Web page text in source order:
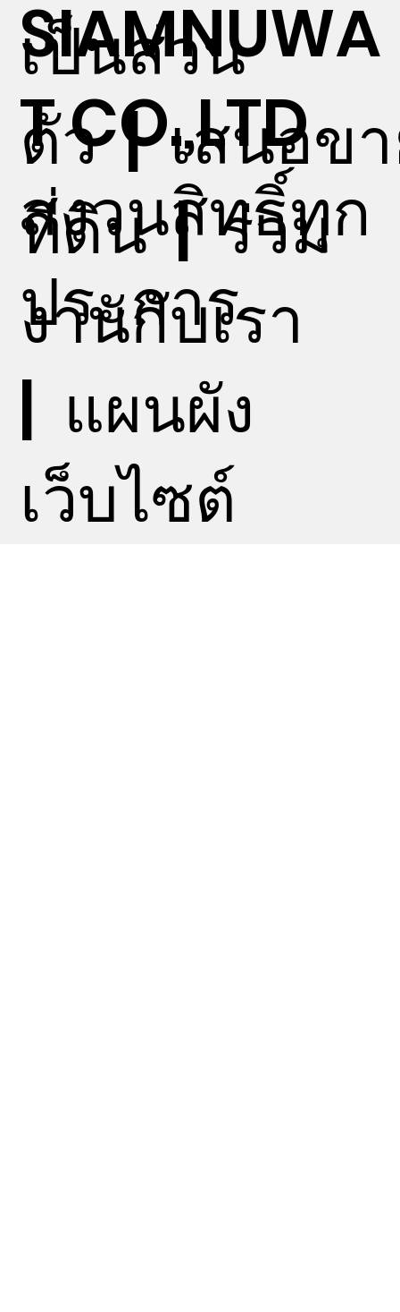
SIAMNUWA
T CO.,LTD
สงวนสิทธิ์ทุก
ประการ
เป็นส่วน
ตัว|เสนอข
ที่ดิน|ร่วม
งานกับเรา
| แผนผัง
เว็บไซต์